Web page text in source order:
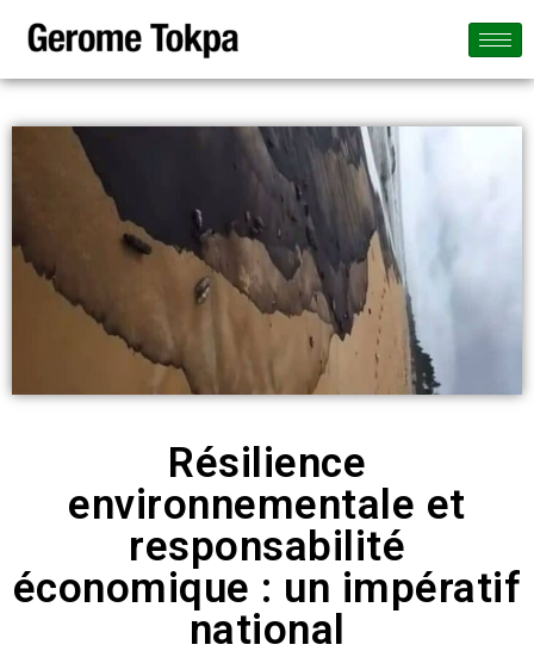
Résilience
environnementale et
responsabilité
économique : un impératif
national